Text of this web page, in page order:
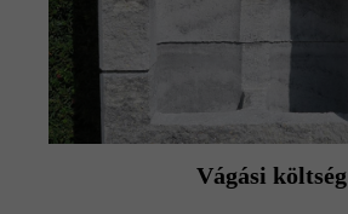
Vágási költség